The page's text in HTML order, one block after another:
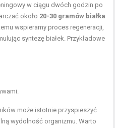
w ciągu dwóch godzin po
około 20-30 gramów białka
wspieramy proces regeneracji,
syntezę białek. Przykładowe
może istotnie przyspieszyć
wydolność organizmu. Warto